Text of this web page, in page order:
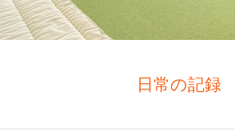
日常の記録
求人情報